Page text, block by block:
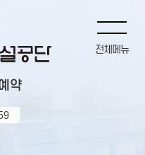
약
전체메뉴